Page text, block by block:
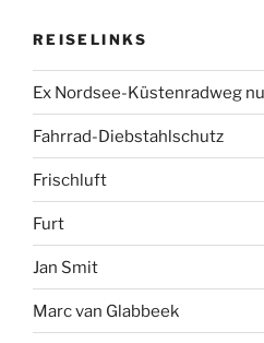
REISELINKS
Ex Nordsee-Küstenradweg
Fahrrad-Diebstahlschutz
Frischluft
Furt
Jan Smit
Marc van Glabbeek